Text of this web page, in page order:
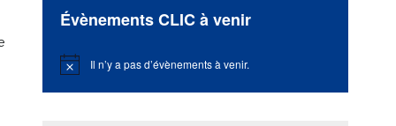
Évènements CLIC à venir
Notice Il n’y a pas d’évènements à venir.